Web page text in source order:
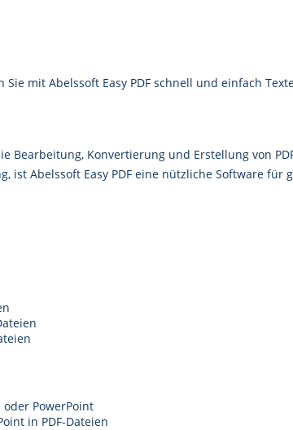
mit Abelssoft Easy PDF schnell und einfach
Bearbeitung, Konvertierung und Erstellung von
ist Abelssoft Easy PDF eine nützliche Software für
PowerPoint
in PDF-Dateien